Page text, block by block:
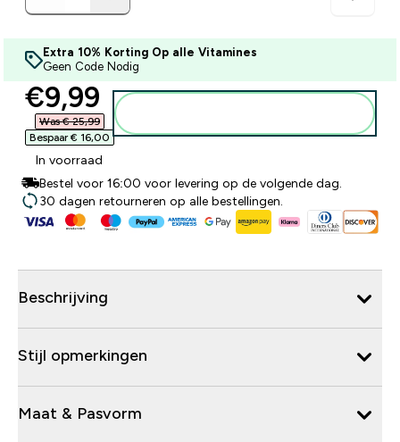
Extra 10% Korting Op alle Vitamines
Geen Code Nodig
discounted price
€9,99‎
Was € 25,99‎
Bespaar € 16,00‎
In voorraad
Bestel voor 16:00 voor levering op de volgende dag.
30 dagen retourneren op alle bestellingen.
Beschrijving
Stijl opmerkingen
Maat & Pasvorm